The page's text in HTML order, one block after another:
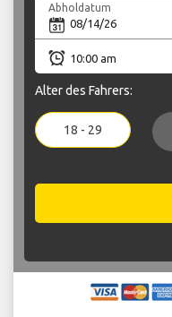
Abholdatum
Alter des Fahrers:
18 - 29